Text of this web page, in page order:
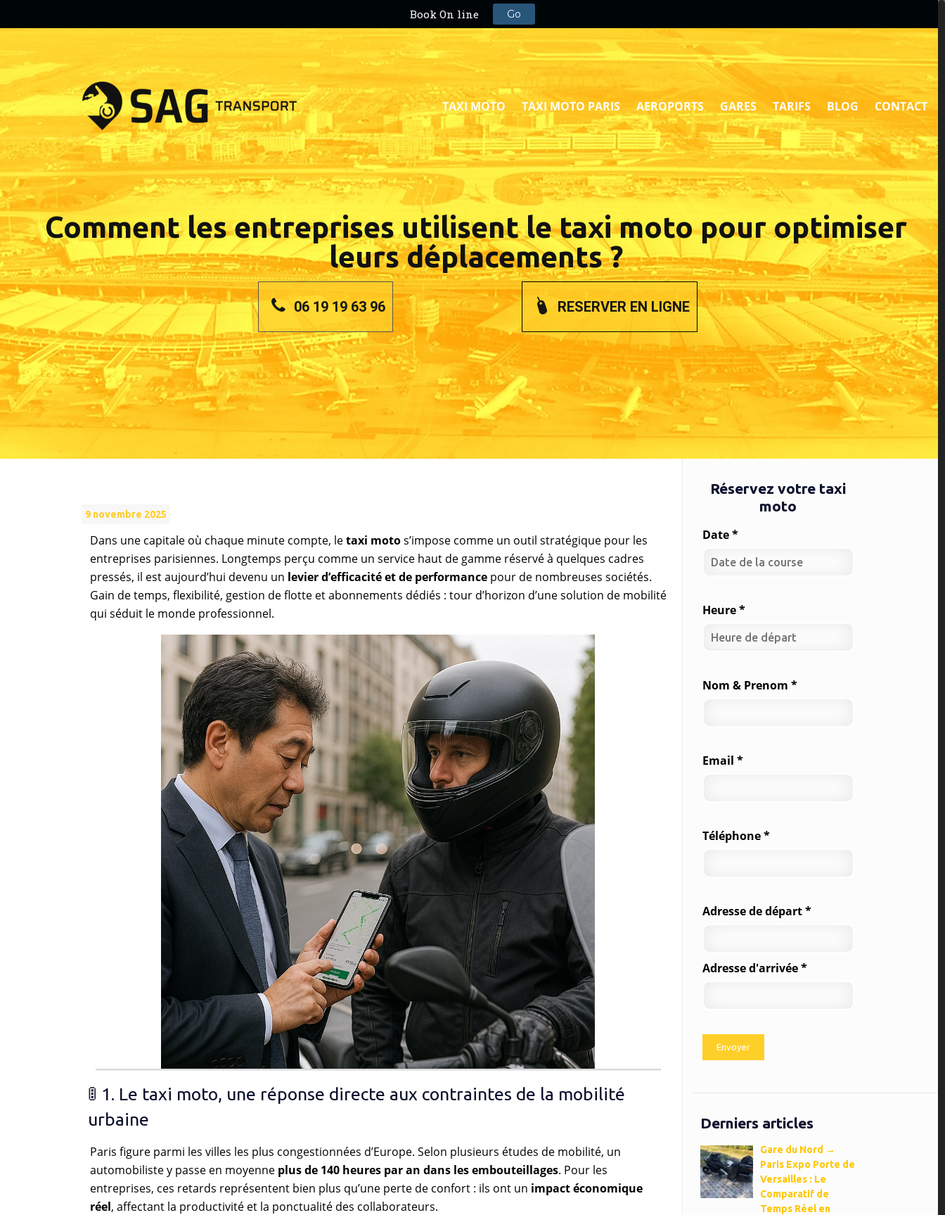
TAXI MOTO TAXI MOTO PARIS AEROPORTS GARES TARIFS BLOG CONTACT
06 19 19 63 96 RESERVER EN LIGNE
Comment les entreprises utilisent le taxi moto pour optimiser
leurs déplacements ?
9 novembre 2025
Dans une capitale où chaque minute compte, letaxi motos’impose comme un outil stratégique pour les
entreprises parisiennes. Longtemps perçu comme un service haut de gamme réservé à quelques cadres
pressés, il est aujourd’hui devenu un levier d’efficacité et de performancepour de nombreuses sociétés.
Gain de temps, flexibilité, gestion de flotte et abonnements dédiés : tour d’horizon d’une solution de mobilité
qui séduit le monde professionnel.
🚦 1. Le taxi moto, une réponse directe aux contraintes de la mobilité
urbaine
Paris figure parmi les villes les plus congestionnées d’Europe. Selon plusieurs études de mobilité, un
automobiliste y passe en moyenne plus de 140 heures par an dans les embouteillages. Pour les
entreprises, ces retards représentent bien plus qu’une perte de confort : ils ont un impact économique
réel, affectant la productivité et la ponctualité des collaborateurs.
Réservez votre taxi
moto
Date *
Heure *
Nom & Prenom *
Email *
Téléphone *
Adresse de départ *
Adresse d'arrivée *
Derniers articles
Gare du Nord →
Paris Expo Porte de
Versailles : Le
Comparatif de
Temps Réel en